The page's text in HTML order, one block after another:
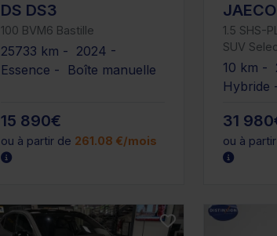
DS DS3
100 BVM6 Bastille
25733 km - 2024 -
Essence - Boîte manuelle
15 890€
ou à partir de 261.08 €/mois
1.5 SHS-
SUV
10 km -
Hybride
31
ou à